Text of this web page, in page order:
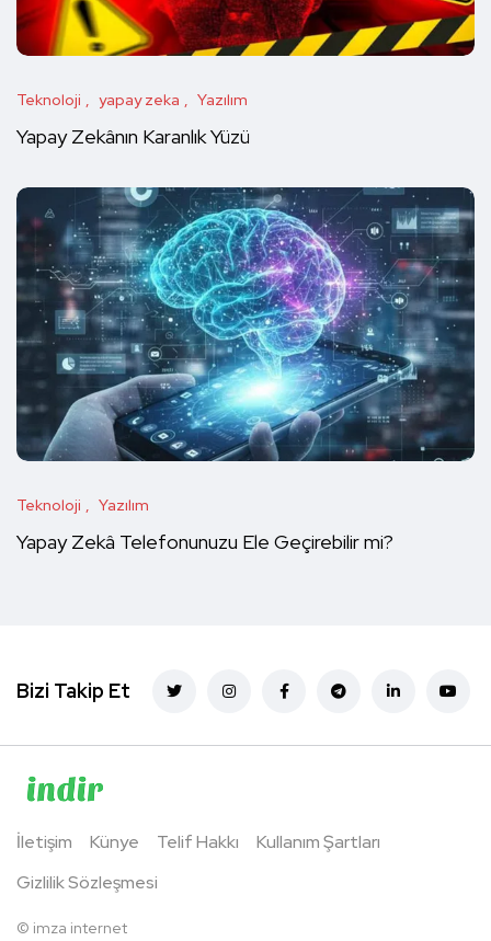
Teknoloji yapay zeka Yazılım
Yapay Zekânın Karanlık Yüzü
Teknoloji Yazılım
Yapay Zekâ Telefonunuzu Ele Geçirebilir mi?
Bizi Takip Et
İletişim Künye Telif Hakkı
Kullanım Şartları
Gizlilik Sözleşmesi
© imza internet